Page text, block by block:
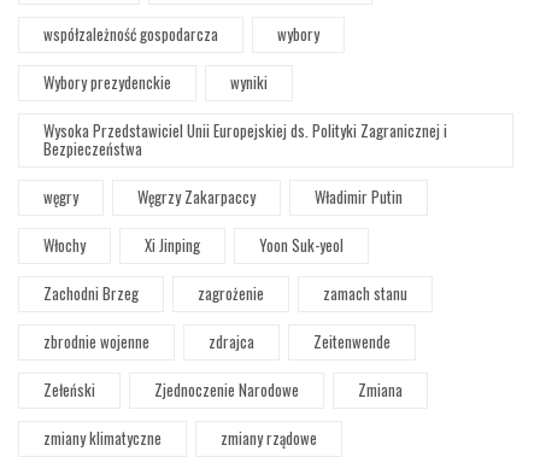
współzależność gospodarcza
wybory
Wybory prezydenckie
wyniki
Wysoka Przedstawiciel Unii Europejskiej ds. Polityki Zagranicznej i
Bezpieczeństwa
węgry
Węgrzy Zakarpaccy
Władimir Putin
Włochy
Xi Jinping
Yoon Suk-yeol
Zachodni Brzeg
zagrożenie
zamach stanu
zbrodnie wojenne
zdrajca
Zeitenwende
Zełeński
Zjednoczenie Narodowe
Zmiana
zmiany klimatyczne
zmiany rządowe